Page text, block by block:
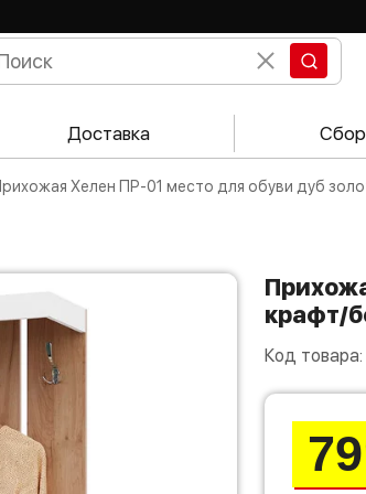
Доставка
Прихожая Хелен ПР-01 место для обуви дуб
Прихожая Хелен ПР-01 место для обуви дуб золотой
крафт/
Код товара:
79